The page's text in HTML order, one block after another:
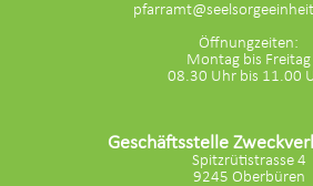
Öffnungzeiten:
Montag bis Freitag
08.30 Uhr bis 11.00
Geschäftsstelle
Spitzrütistrasse 4
9245 Oberbüren